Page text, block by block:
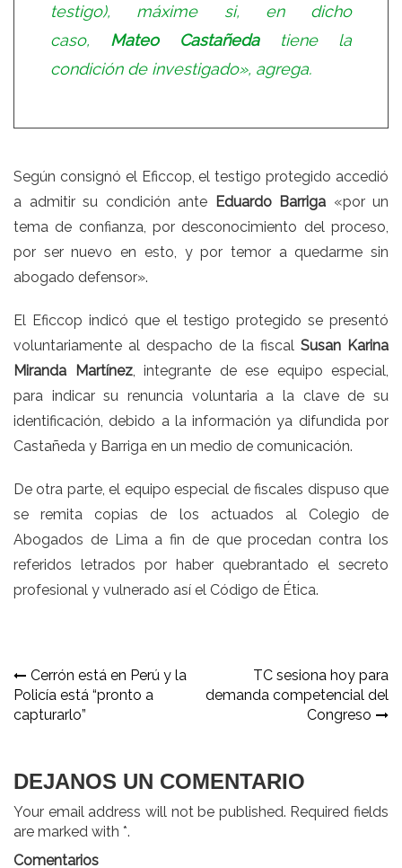
testigo), máxime si, en dicho
caso, Mateo Castañedatiene la
condición de investigado», agrega.
Según consignó el Eficcop, el testigo protegido accedió
a admitir su condición ante Eduardo Barriga «por un
tema de confianza, por desconocimiento del proceso,
por ser nuevo en esto, y por temor a quedarme sin
abogado defensor».
El Eficcop indicó que el testigo protegido se presentó
voluntariamente al despacho de la fiscal Susan Karina
Miranda Martínez, integrante de ese equipo especial,
para indicar su renuncia voluntaria a la clave de su
identificación, debido a la información ya difundida por
Castañeda y Barriga en un medio de comunicación.
De otra parte, el equipo especial de fiscales dispuso que
se remita copias de los actuados al Colegio de
Abogados de Limaa fin de que procedan contra los
referidos letrados por haber quebrantado el secreto
profesional y vulnerado así el Código de Ética.
Navegación
de
Cerrón está en Perú y la
Policía está “pronto a
capturarlo”
TC sesiona hoy para
demanda competencial del
Congreso
DEJANOS UN COMENTARIO
Your email address will not be published. Required fields
are marked with *.
Comentarios